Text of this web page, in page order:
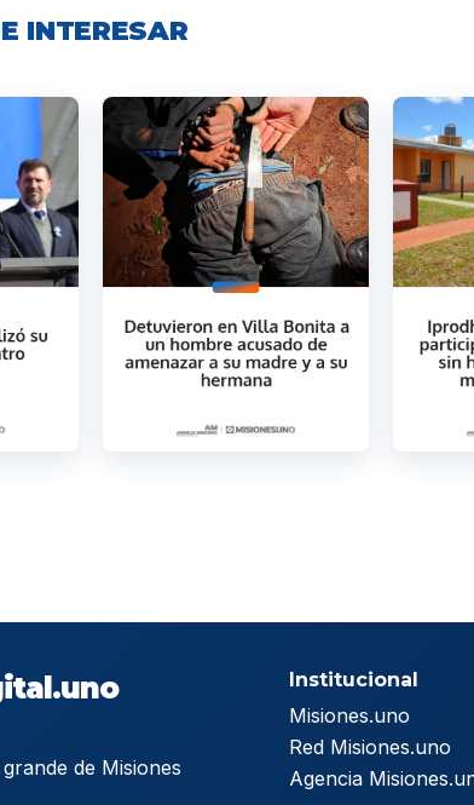
INTERESAR
de Misiones
Institucional
Misiones.uno
Red Misiones.uno
Agencia